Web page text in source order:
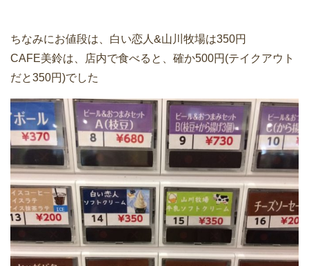
ちなみにお値段は、白い恋人&山川牧場は350円
CAFE美鈴は、店内で食べると、確か500円(テイクアウト
だと350円)でした